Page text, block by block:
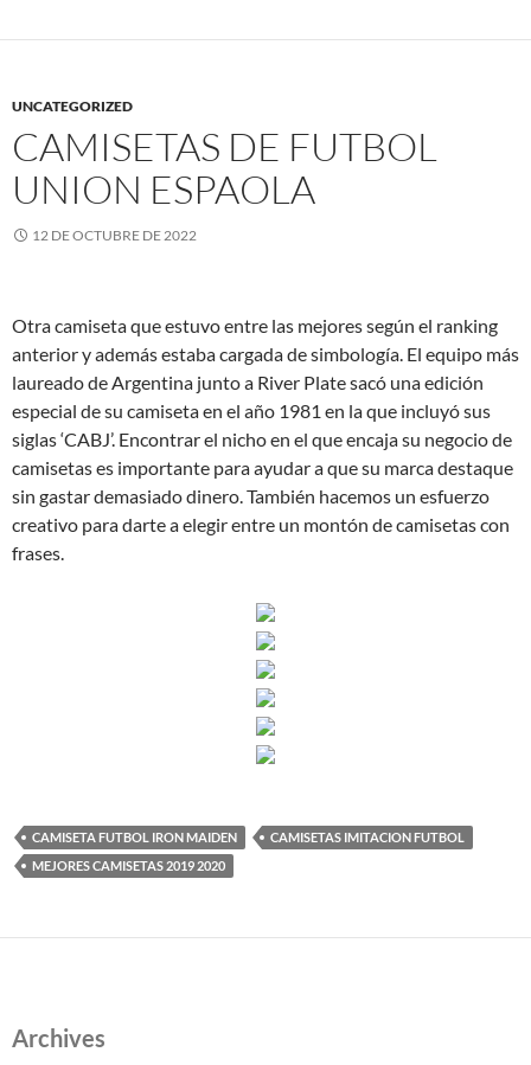
UNCATEGORIZED
CAMISETAS DE FUTBOL
UNION ESPAOLA
12 DE OCTUBRE DE 2022
Otra camiseta que estuvo entre las mejores según el ranking
anterior y además estaba cargada de simbología. El equipo más
laureado de Argentina junto a River Plate sacó una edición
especial de su camiseta en el año 1981 en la que incluyó sus
siglas ‘CABJ’. Encontrar el nicho en el que encaja su negocio de
camisetas es importante para ayudar a que su marca destaque
sin gastar demasiado dinero. También hacemos un esfuerzo
creativo para darte a elegir entre un montón de camisetas con
frases.
CAMISETA FUTBOL IRON MAIDEN
CAMISETAS IMITACION FUTBOL
MEJORES CAMISETAS 2019 2020
Archives